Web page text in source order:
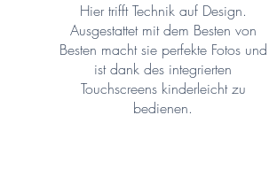
Hier trifft Technik auf Design.
Ausgestattet mit dem Besten von
Besten macht sie perfekte Fotos und
ist dank des integrierten
Touchscreens kinderleicht zu
bedienen.